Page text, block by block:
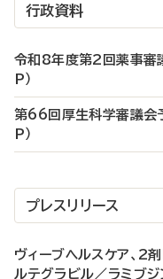
行政資料
令和8年度第2回薬事審
P）
第66回厚生科学審議会
P）
プレスリリース
ヴィーブヘルスケア、2
ルテグラビル／ラミブ